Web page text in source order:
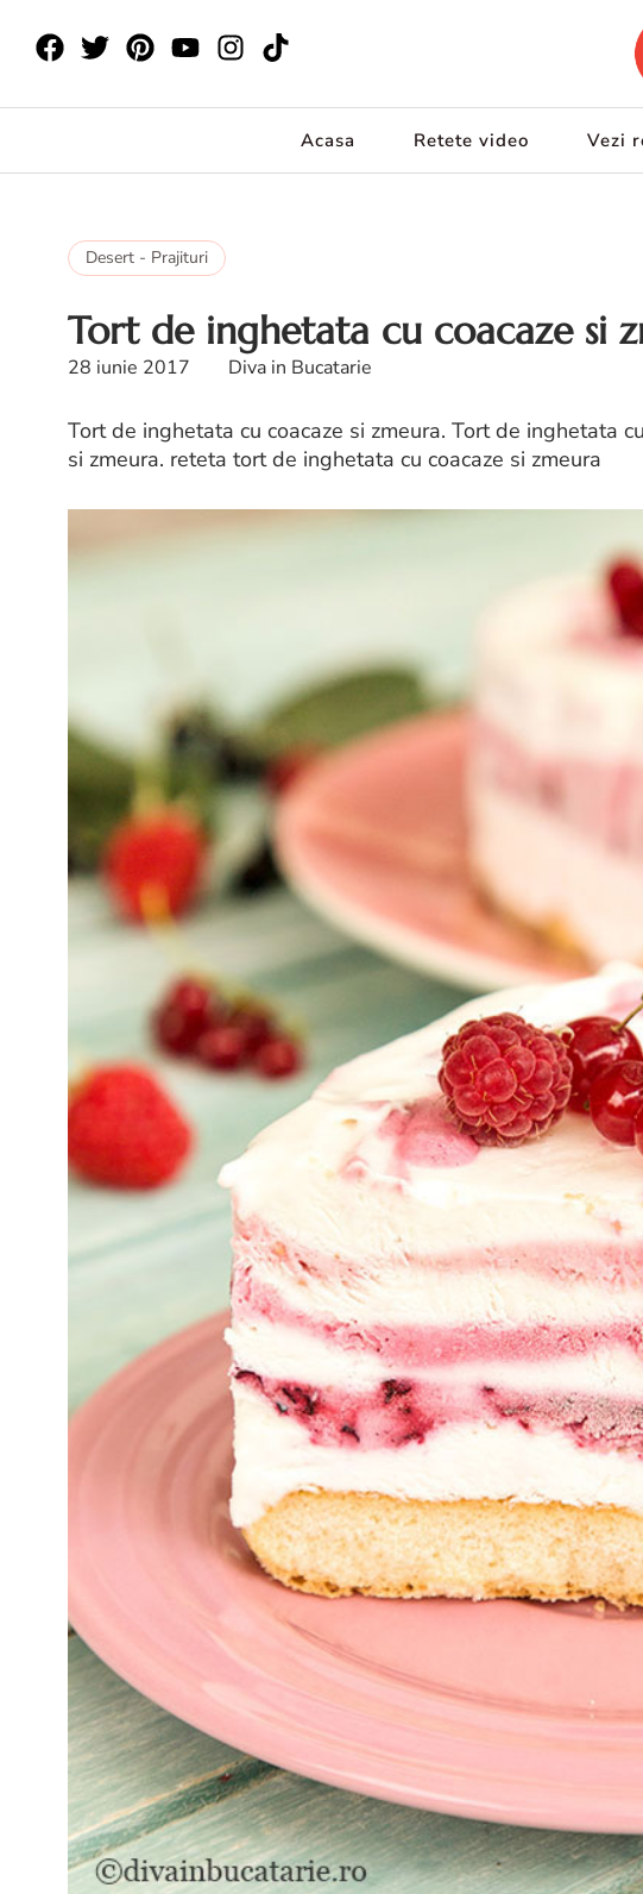
Acasa Retete video Vezi
Desert - Prajituri
Tort de inghetata cu coacaze si
28 iunie 2017 Diva in Bucatarie
Tort de inghetata cu coacaze si zmeura. Tort de inghetata
si zmeura. reteta tort de inghetata cu coacaze si zmeura